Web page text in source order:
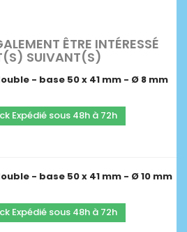
ÊTRE INTÉRESSÉ
SUIVANT(S)
- base 50 x 41 mm - Ø 8 mm
Expédié sous 48h à 72h
- base 50 x 41 mm - Ø 10 mm
Expédié sous 48h à 72h